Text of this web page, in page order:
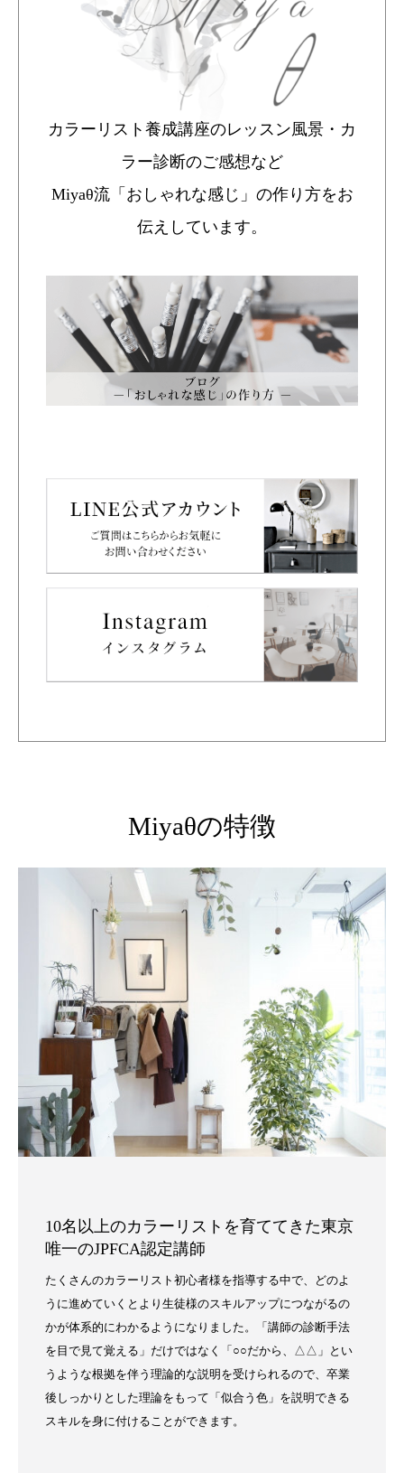
カラーリスト養成講座のレッスン風景・カ
ラー診断のご感想など
Miyaθ流「おしゃれな感じ」の作り方をお
伝えしています。
Miyaθの特徴
10名以上のカラーリストを育ててきた東京
唯一のJPFCA認定講師
たくさんのカラーリスト初心者様を指導する中で、どのよ
うに進めていくとより生徒様のスキルアップにつながるの
かが体系的にわかるようになりました。「講師の診断手法
を目で見て覚える」だけではなく「○○だから、△△」とい
うような根拠を伴う理論的な説明を受けられるので、卒業
後しっかりとした理論をもって「似合う色」を説明できる
スキルを身に付けることができます。